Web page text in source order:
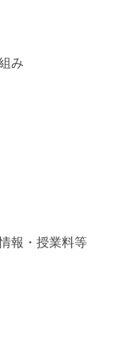
み
報・授業料等